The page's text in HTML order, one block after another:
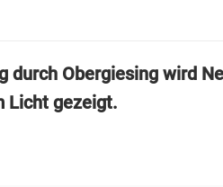
durch Obergiesing wird
Licht gezeigt.